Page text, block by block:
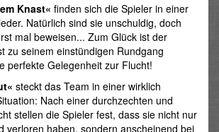
Knast« finden sich die Spieler in einer
Natürlich sind sie unschuldig, doch
mal beweisen... Zum Glück ist der
zu seinem einstündigen Rundgang
perfekte Gelegenheit zur Flucht!
steckt das Team in einer wirklich
Nach einer durchzechten und
stellen die Spieler fest, dass sie nicht nur
verloren haben, sondern anscheinend bei